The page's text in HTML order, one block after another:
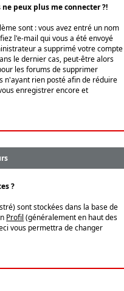
peux plus me connecter ?!
sont : vous avez entré un nom
l'e-mail qui vous a été envoyé
a supprimé votre compte
le dernier cas, peut-être alors
les forums de supprimer
n'ayant rien posté afin de réduire
enregistrer encore et
?
sont stockées dans la base de
Profil (généralement en haut des
vous permettra de changer